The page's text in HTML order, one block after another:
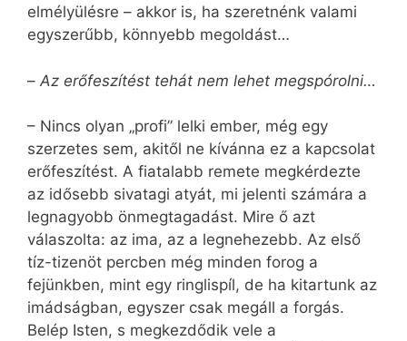
elmélyülésre – akkor is, ha szeretnénk valami
egyszerűbb, könnyebb megoldást…
– Az erőfeszítést tehát nem lehet megspórolni…
– Nincs olyan „profi” lelki ember, még egy
szerzetes sem, akitől ne kívánna ez a kapcsolat
erőfeszítést. A fiatalabb remete megkérdezte
az idősebb sivatagi atyát, mi jelenti számára a
legnagyobb önmegtagadást. Mire ő azt
válaszolta: az ima, az a legnehezebb. Az első
tíz-tizenöt percben még minden forog a
fejünkben, mint egy ringlispíl, de ha kitartunk az
imádságban, egyszer csak megáll a forgás.
Belép Isten, s megkezdődik vele a